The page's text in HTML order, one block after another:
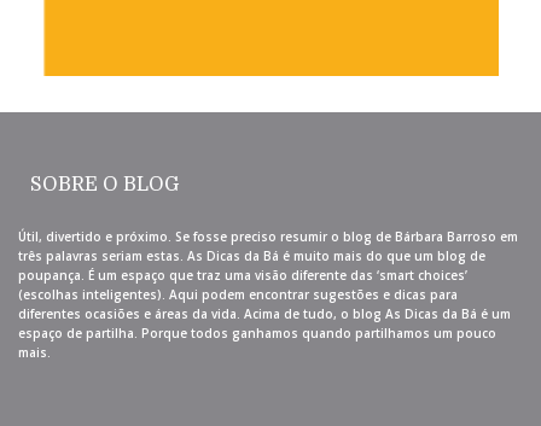
SOBRE O BLOG
Útil, divertido e próximo. Se fosse preciso resumir o blog de Bárbara Barroso em
três palavras seriam estas. As Dicas da Bá é muito mais do que um blog de
poupança. É um espaço que traz uma visão diferente das ‘smart choices’
(escolhas inteligentes). Aqui podem encontrar sugestões e dicas para
diferentes ocasiões e áreas da vida. Acima de tudo, o blog As Dicas da Bá é um
espaço de partilha. Porque todos ganhamos quando partilhamos um pouco
mais.